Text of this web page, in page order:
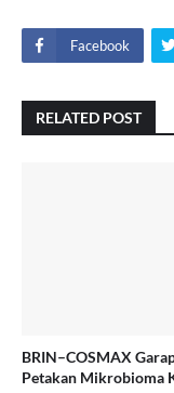
Facebook
RELATED POST
BRIN–COSMAX
Petakan Mikrobioma